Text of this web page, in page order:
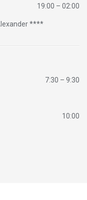
19:00 – 02:00
****
7:30 – 9:30
10:00